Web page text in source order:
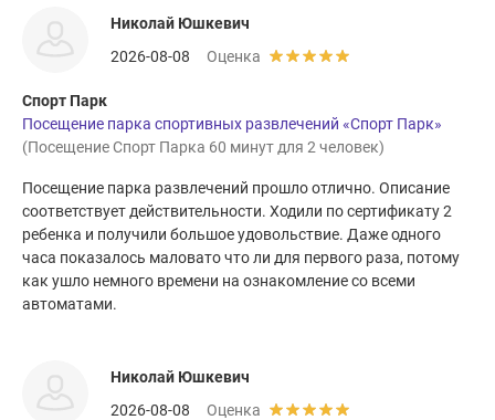
Николай Юшкевич
2026-08-08
Оценка
Спорт Парк
Посещение парка спортивных развлечений «Спорт Парк»
(Посещение Спорт Парка 60 минут для 2 человек)
Посещение парка развлечений прошло отлично. Описание
соответствует действительности. Ходили по сертификату 2
ребенка и получили большое удовольствие. Даже одного
часа показалось маловато что ли для первого раза, потому
как ушло немного времени на ознакомление со всеми
автоматами.
Николай Юшкевич
2026-08-08
Оценка